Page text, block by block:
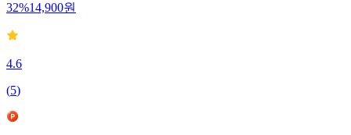
32%14,900원
4.6
(5)